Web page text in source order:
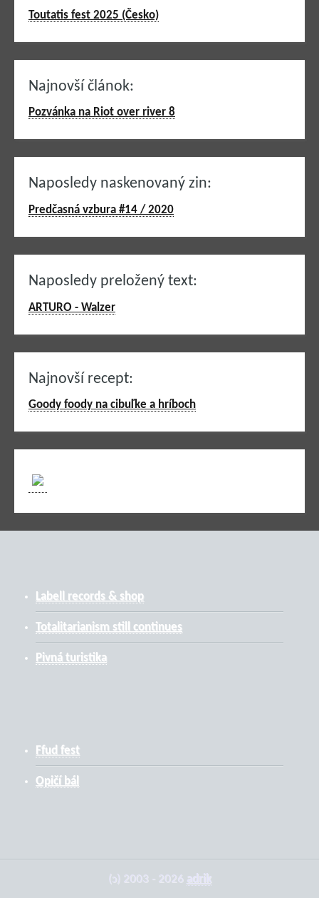
Toutatis fest 2025 (Česko)
Najnovší článok:
Pozvánka na Riot over river 8
Naposledy naskenovaný zin:
Predčasná vzbura #14 / 2020
Naposledy preložený text:
ARTURO - Walzer
Najnovší recept:
Goody foody na cibuľke a hríboch
Labell records & shop
Totalitarianism still continues
Pivná turistika
Ffud fest
Opičí bál
(ɔ) 2003 - 2026 adrik